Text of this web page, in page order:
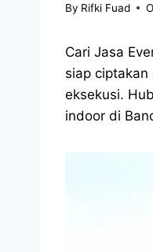
By Rifki Fuad
Cari Jasa
siap
eksekusi.
indoor di